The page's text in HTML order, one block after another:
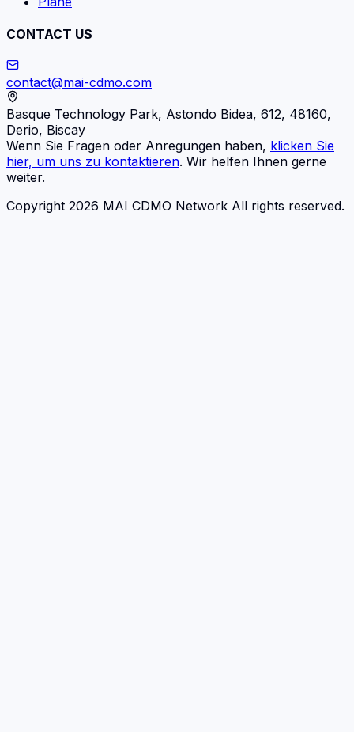
CONTACT US
contact@mai-cdmo.com
Basque Technology Park, Astondo Bidea, 612, 48160,
Derio, Biscay
Wenn Sie Fragen oder Anregungen haben, klicken Sie
hier, um uns zu kontaktieren. Wir helfen Ihnen gerne
weiter.
Copyright 2026 MAI CDMO Network All rights reserved.